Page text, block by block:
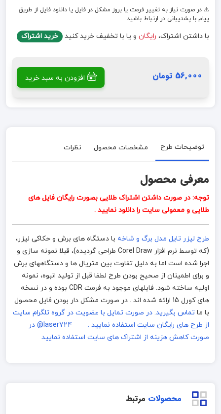
⚠️ در صورت نیاز به تغییر فرمت یا بروز مشکل در فایل یا دانلود فایل از طریق
پیام با پشتیبانی در ارتباط باشید
با داشتن اشتراک، رایگان و یا با تخفیف خرید کنید خرید اشتراک
56,000 تومان افزودن به سبد خرید
توضیحات طرح مشخصات محصول نظرات
معرفی محصول
توجه: در صورت داشتن اشتراک طلایی بصورت رایگان فایل های
طلایی و معمولی سایت را دانلود نمایید .
طرح لیزر تایل مدل برگ و شاخه با دستگاه های برش و حکاکی لیزر،
(که توسط نرم افزار Corel Draw طراحی گردیده)، قبلا نمونه سازی و
اجرا شده است اما به دلیل تفاوت بین متریال ها و دستگاههای برش
و برای اطمینان از صحیح بودن طرح لطفا قبل از تولید انبوه، نمونه
اولیه ساخته شود. فایلهای موجود به فرمت CDR بوده و در نسخه
های کورل 15 ارائه شده اند . در صورت مشکل دار بودن فایل محصول
با ما تماس بگیرید. در صورت تمایل با عضویت در گروه تلگرام سایت
از طرح های رایگان سایت استفاده نمایید . laser724@
در
صورت کاهش هزینه از اشتراک های سایت استفاده نمایید
محصولات مرتبط